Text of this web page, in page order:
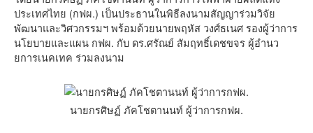
ประเทศไทย (กฟผ.) เป็นประธานในพิธีลงนามสัญญาร่วมวิจัย
พัฒนาและวิศวกรรมฯ พร้อมด้วยนายพฤหัส วงศ์ธเนศ รองผู้ว่าการ
นโยบายและแผน กฟผ. กับ ดร.ศรัณย์ สัมฤทธิ์เดชขจร ผู้อำนว
ยการเนคเทค ร่วมลงนาม
นายกรศิษฏ์ ภัคโชตานนท์ ผู้ว่าการกฟผ.